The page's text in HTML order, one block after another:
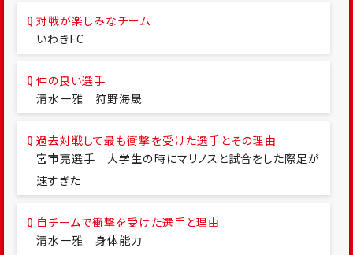
対戦が楽しみなチーム
いわきFC
仲の良い選手
清水一雅 狩野海晟
過去対戦して最も衝撃を受けた選手とその理由
宮市亮選手 大学生の時にマリノスと試合をした際足が
速すぎた
自チームで衝撃を受けた選手と理由
清水一雅 身体能力